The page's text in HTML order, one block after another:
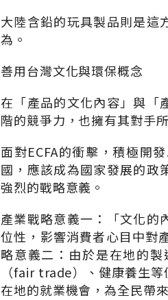
大陸含鉛的玩具製品則是這
為。
善用台灣文化與環保概念
在「產品的文化內容」與「
階的競爭力，也擁有其對手
面對ECFA的衝擊，積極開
國，應該成為國家發展的政
強烈的戰略意義。
產業戰略意義一：「文化的
位性，影響消費者心目中對
略意義二：由於是在地的
（fair trade）、健康養生
在地的就業機會，為全民帶